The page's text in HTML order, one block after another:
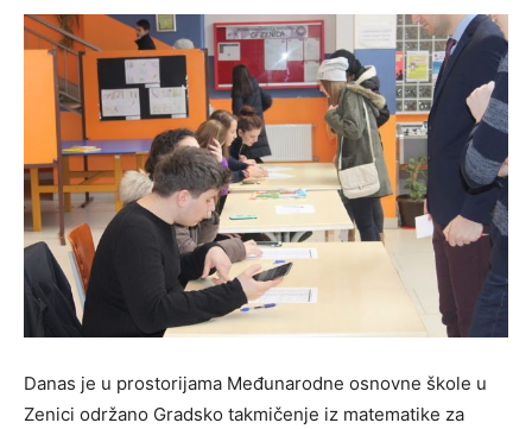
Danas je u prostorijama Međunarodne osnovne škole u
Zenici održano Gradsko takmičenje iz matematike za